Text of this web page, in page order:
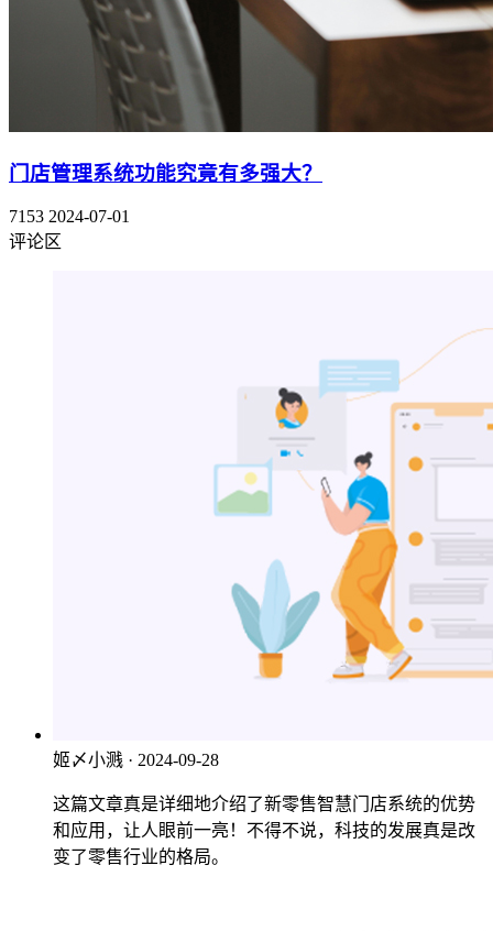
门店管理系统功能究竟有多强大？
7153 2024-07-01
评论区
姬〆小溅 · 2024-09-28
这篇文章真是详细地介绍了新零售智慧门店系统的优势
和应用，让人眼前一亮！不得不说，科技的发展真是改
变了零售行业的格局。